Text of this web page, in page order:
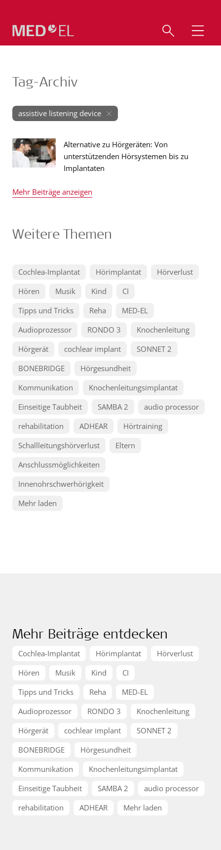
Tag-Archiv
assistive listening device
Alternative zu Hörgeräten: Von
unterstützenden Hörsystemen bis zu
Implantaten
Mehr Beiträge anzeigen
Weitere Themen
Cochlea-Implantat Hörimplantat
Hörverlust
Hören
Musik Kind
CI
Tipps und Tricks
Reha
MED-EL
Audioprozessor
RONDO 3
Knochenleitung
Hörgerät
cochlear implant
SONNET 2
BONEBRIDGE
Hörgesundheit
Kommunikation
Knochenleitungsimplantat
Einseitige Taubheit
SAMBA 2
audio processor
rehabilitation
ADHEAR
Hörtraining
Schallleitungshörverlust
Eltern
Anschlussmöglichkeiten
Innenohrschwerhörigkeit
Mehr laden
Mehr Beiträge entdecken
Cochlea-Implantat Hörimplantat
Hörverlust
Hören
Musik Kind
CI
Tipps und Tricks
Reha
MED-EL
Audioprozessor
RONDO 3
Knochenleitung
Hörgerät
cochlear implant
SONNET 2
BONEBRIDGE
Hörgesundheit
Kommunikation
Knochenleitungsimplantat
Einseitige Taubheit
SAMBA 2
audio processor
rehabilitation
ADHEAR Mehr laden